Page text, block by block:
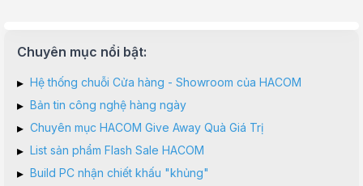
Chuyên mục nổi bật:
▸ Hệ thống chuỗi Cửa hàng - Showroom của HACOM
▸ Bản tin công nghệ hàng ngày
▸ Chuyên mục HACOM Give Away Quà Giá Trị
▸ List sản phẩm Flash Sale HACOM
▸ Build PC nhận chiết khấu "khủng"